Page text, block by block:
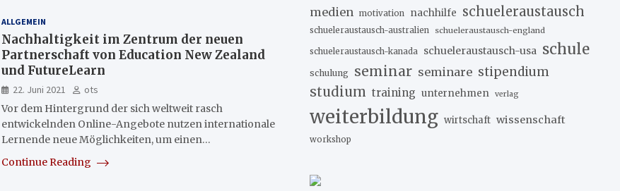
ALLGEMEIN
Nachhaltigkeit im Zentrum der neuen
Partnerschaft von Education New Zealand
und FutureLearn
22. Juni 2021
ots
Vor dem Hintergrund der sich weltweit rasch
entwickelnden Online-Angebote nutzen internationale
Lernende neue Möglichkeiten, um einen…
Continue Reading
medien motivation nachhilfe schueleraustausch
schueleraustausch-australien schueleraustausch-england
schueleraustausch-kanada schueleraustausch-usa schule
schulung seminar seminare stipendium
studium training unternehmen verlag
weiterbildung wirtschaft wissenschaft
workshop